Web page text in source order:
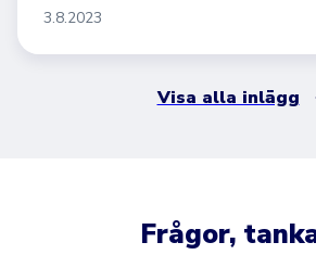
3.8.2023
Visa alla inlägg
Frågor,